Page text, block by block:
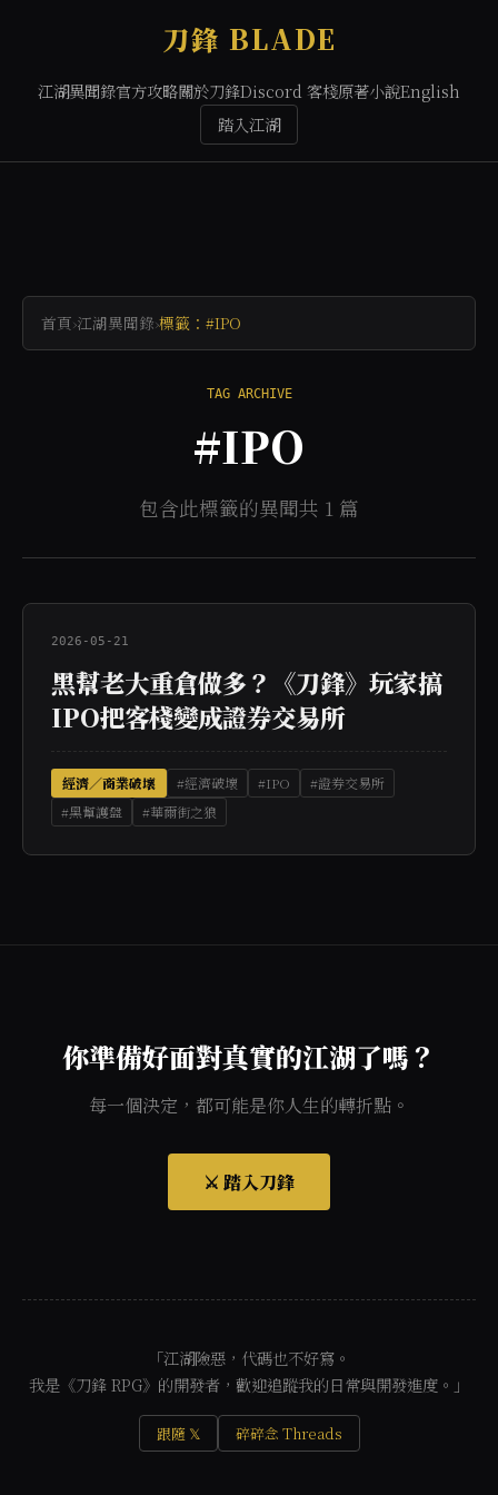
刀鋒 BLADE
江湖異聞錄官方攻略關於刀鋒Discord 客棧原著小說English
踏入江湖
首頁›江湖異聞錄›標籤：#IPO
TAG ARCHIVE
#IPO
包含此標籤的異聞共 1 篇
2026-05-21
黑幫老大重倉做多？《刀鋒》玩家搞
IPO把客棧變成證券交易所
經濟／商業破壞 #經濟破壞 #IPO
#證券交易所
#黑幫護盤
#華爾街之狼
你準備好面對真實的江湖了嗎？
每一個決定，都可能是你人生的轉折點。
⚔️ 踏入刀鋒
「江湖險惡，代碼也不好寫。
我是《刀鋒 RPG》的開發者，歡迎追蹤我的日常與開發進度。」
跟隨 𝕏 碎碎念 Threads